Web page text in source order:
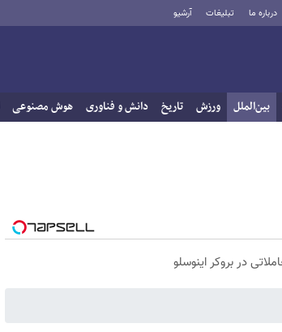
درباره ما تبلیغات آرشیو
بین‌الملل ورزش تاریخ دانش و فناوری هوش مصنوعی